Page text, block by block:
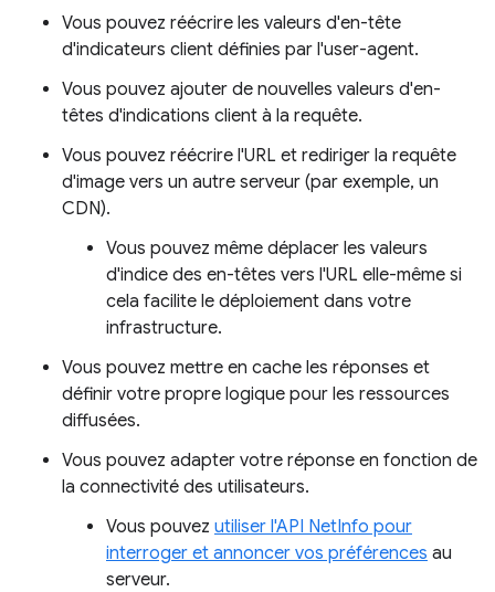
Vous pouvez réécrire les valeurs d'en-tête
d'indicateurs client définies par l'user-agent.
Vous pouvez ajouter de nouvelles valeurs d'en-
têtes d'indications client à la requête.
Vous pouvez réécrire l'URL et rediriger la requête
d'image vers un autre serveur (par exemple, un
CDN).
Vous pouvez même déplacer les valeurs
d'indice des en-têtes vers l'URL elle-même si
cela facilite le déploiement dans votre
infrastructure.
Vous pouvez mettre en cache les réponses et
définir votre propre logique pour les ressources
diffusées.
Vous pouvez adapter votre réponse en fonction de
la connectivité des utilisateurs.
Vous pouvez utiliser l'API NetInfo pour
interroger et annoncer vos préférences au
serveur.